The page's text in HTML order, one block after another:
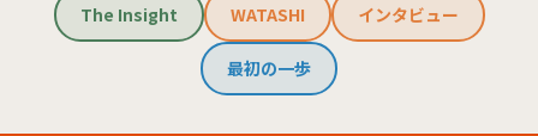
The Insight WATASHI インタビュー
最初の一歩